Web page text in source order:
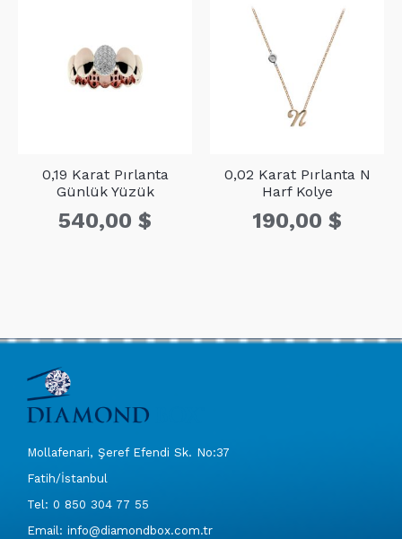
0,19 Karat Pırlanta
Günlük Yüzük
540,00 $
0,02 Karat Pırlanta N
Harf Kolye
190,00 $
Mollafenari, Şeref Efendi Sk. No:37
Fatih/İstanbul
Tel: 0 850 304 77 55
Email: info@diamondbox.com.tr